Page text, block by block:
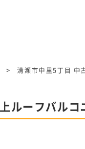
> 清瀬市中里5丁目 中
ルーフバルコ